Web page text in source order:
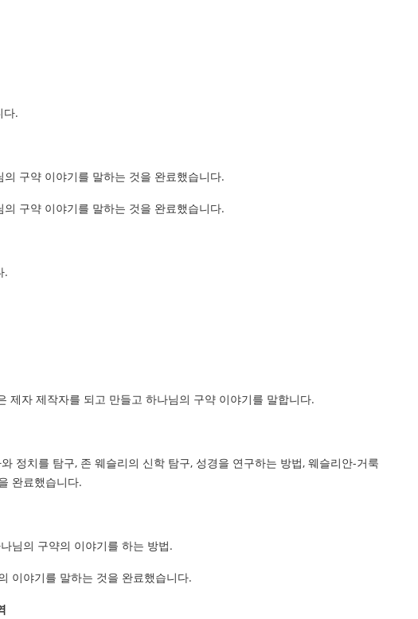
다.
구약 이야기를 말하는 것을 완료했습니다.
구약 이야기를 말하는 것을 완료했습니다.
.
제자 제작자를 되고 만들고 하나님의 구약 이야기를 말합니다.
정치를 탐구, 존 웨슬리의 신학 탐구, 성경을 연구하는 방법, 웨슬리안-거룩
완료했습니다.
님의 구약의 이야기를 하는 방법.
이야기를 말하는 것을 완료했습니다.